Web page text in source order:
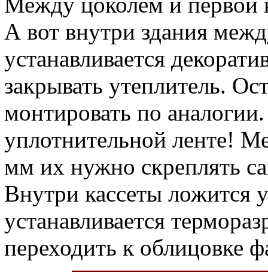
А вот внутри здания
устанавливается
закрывать утеплитель.
монтировать по
уплотнительной ленте!
мм их нужно скреплять
Внутри кассеты ложится
устанавливается
переходить к облицовке